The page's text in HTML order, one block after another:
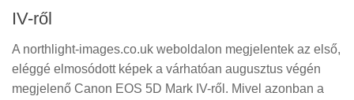
IV-ről
A northlight-images.co.uk weboldalon megjelentek az első,
eléggé elmosódott képek a várhatóan augusztus végén
megjelenő Canon EOS 5D Mark IV-ről. Mivel azonban a